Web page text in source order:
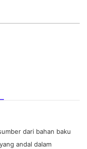
dari bahan baku
andal dalam